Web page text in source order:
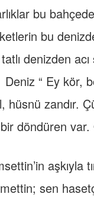
bu
bu
denizden
Deniz “ Ey kör,
hüsnü zandır.
döndüren
aşkıyla
sen